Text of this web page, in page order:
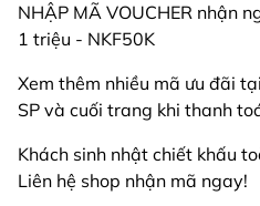
NHẬP MÃ VOUCHER nhận
1 triệu - NKF50K
Xem thêm nhiều mã ưu đãi
SP và cuối trang khi thanh
Khách sinh nhật chiết khấu
Liên hệ shop nhận mã ngay!